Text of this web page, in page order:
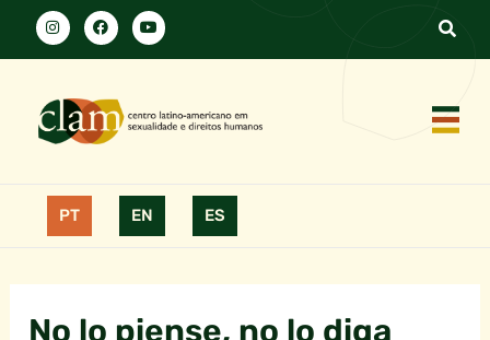
PT EN ES
No lo piense, no lo diga